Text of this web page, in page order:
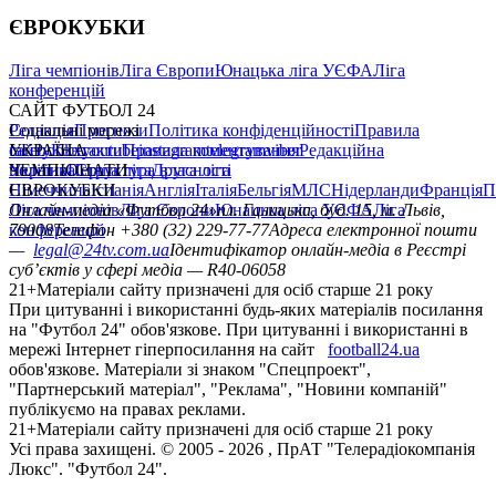
ЄВРОКУБКИ
Ліга чемпіонівЛіга ЄвропиЮнацька ліга УЄФАЛіга
конференцій
САЙТ ФУТБОЛ 24
РедакціяПрогнозиПолітика конфіденційностіПравила
сайтуКонтактиПравила коментуванняРедакційна
політикаСтруктура власності
Соціальні мережі
facebookxyoutubeinstagramtelegramviber
УКРАЇНА
УкраїнаПерша лігаДруга ліга
ЧЕМПІОНАТИ
НімеччинаІспаніяАнгліяІталіяБельгіяМЛСНідерландиФранція
ЄВРОКУБКИ
Ліга чемпіонівЛіга ЄвропиЮнацька ліга УЄФАЛіга
конференцій
Онлайн-медіа «Футбол 24»пл. Галицька, буд. 15, м. Львів,
79008Телефон +380 (32) 229-77-77Адреса електронної пошти
— legal@24tv.com.uaІдентифікатор онлайн-медіа в Реєстрі
суб’єктів у сфері медіа — R40-06058
21+Матеріали сайту призначені для осіб старше 21 року
При цитуванні і використанні будь-яких матеріалів посилання
на "Футбол 24" обов'язкове. При цитуванні і використанні в
мережі Інтернет гіперпосилання на сайт
football24.ua
обов'язкове. Матеріали зі знаком "Спецпроект",
"Партнерський матеріал", "Реклама", "Новини компаній"
публікуємо на правах реклами.
21+Матеріали сайту призначені для осіб старше 21 року
Усi права захищенi. © 2005 - 2026 , ПрАТ "Телерадіокомпанія
Люкс". "Футбол 24".